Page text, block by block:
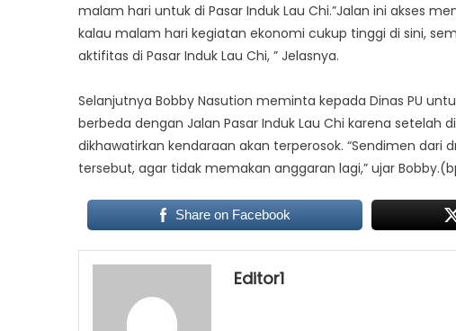
malam hari untuk di Pasar Induk Lau Chi.”Jalan ini akses
kalau malam hari kegiatan ekonomi cukup tinggi di sini,
aktifitas di Pasar Induk Lau Chi, ” Jelasnya.
Selanjutnya Bobby Nasution meminta kepada Dinas PU
berbeda dengan Jalan Pasar Induk Lau Chi karena setelah
dikhawatirkan kendaraan akan terperosok. “Sendimen dari
tersebut, agar tidak memakan anggaran lagi,” ujar
Share on Facebook
Editor1